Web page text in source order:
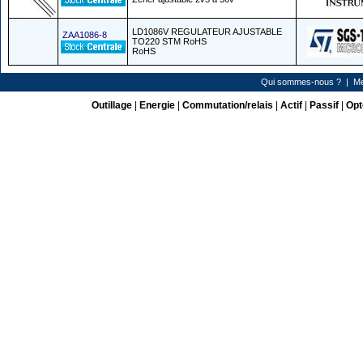
ZAA1086-8
LD1086V REGULATEUR AJUSTABLE
TO220 STM RoHS
RoHS
Qui sommes-nous ? |
Outillage| Energie| Commutation/relais Actif| Passif|